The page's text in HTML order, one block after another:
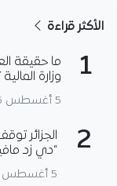
الأكثر قراءة
1
ما حقيقة
وزارة
5 أغسطس 2026
2
الجزائر
“دي زد
5 أغسطس 2026